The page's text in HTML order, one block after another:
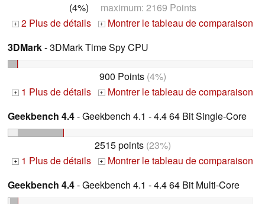
(4%) maximum: 2169 Points
+ 2 Plus de détails + Montrer le tableau de comparaison
3DMark- 3DMark Time Spy CPU
900 Points(4%)
+ 1 Plus de détails + Montrer le tableau de comparaison
Geekbench 4.4- Geekbench 4.1 - 4.4 64 Bit Single-Core
2515 points(23%)
+ 1 Plus de détails + Montrer le tableau de comparaison
Geekbench 4.4- Geekbench 4.1 - 4.4 64 Bit Multi-Core